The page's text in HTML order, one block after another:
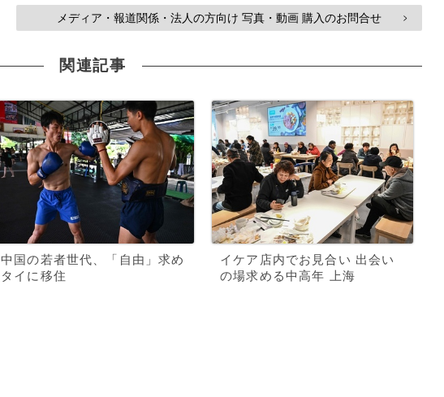
メディア・報道関係・法人の方向け 写真・動画 購入のお問合せ >
関連記事
中国の若者世代、「自由」求め
タイに移住
イケア店内でお見合い 出会い
の場求める中高年 上海